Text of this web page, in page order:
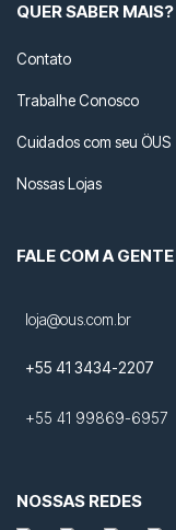
QUER SABER MAIS?
Contato
Trabalhe Conosco
Cuidados com seu ÖUS
Nossas Lojas
FALE COM A GENTE
loja@ous.com.br
+55 41 3434-2207
+55 41 99869-6957
NOSSAS REDES